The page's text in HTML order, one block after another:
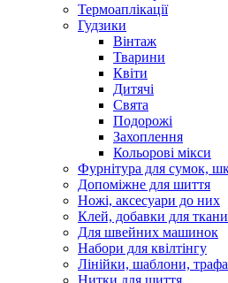
Термоаплікації
Гудзики
Вінтаж
Тварини
Квіти
Дитячі
Свята
Подорожі
Захоплення
Кольорові мікси
Фурнітура для сумок,
Допоміжне для шиття
Ножі, аксесуари до них
Клей, добавки для
Для швейних машинок
Набори для квілтінгу
Лінійки, шаблони,
Нитки для шиття